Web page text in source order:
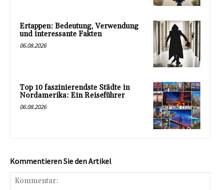
Ertappen: Bedeutung, Verwendung
und interessante Fakten
06.08.2026
Top 10 faszinierendste Städte in
Nordamerika: Ein Reiseführer
06.08.2026
Kommentieren Sie den Artikel